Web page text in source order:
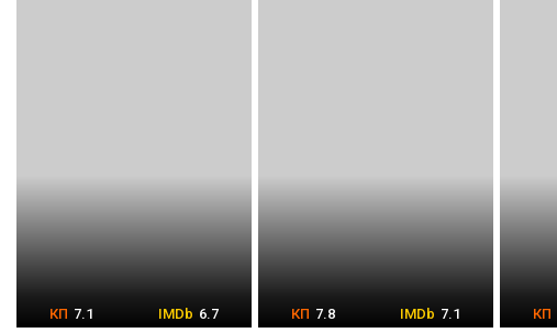
7.1 6.7 7.8 7.1